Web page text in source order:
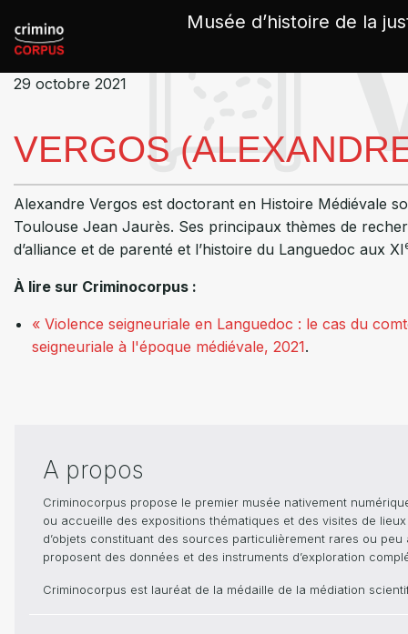
Musée d’histoire de la
29 octobre 2021
VERGOS
Alexandre Vergos est doctorant en Histoire Médiévale
Toulouse Jean Jaurès. Ses principaux thèmes de
d’alliance et de parenté et l’histoire du Languedoc aux XI
À lire sur Criminocorpus :
« Violence seigneuriale en Languedoc : le cas du
seigneuriale à l'époque médiévale, 2021.
A propos
Criminocorpus propose le premier musée nativement
ou accueille des expositions thématiques et des visites de
d’objets constituant des sources particulièrement rares ou
proposent des données et des instruments d’exploration
Criminocorpus est lauréat de la médaille de la médiation
Panneau de gestion des cookies